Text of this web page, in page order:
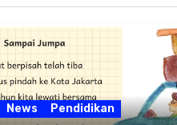
News Pendidikan